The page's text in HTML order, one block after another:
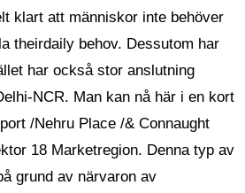
klart att människor inte behöver
theirdaily behov. Dessutom har
har också stor anslutning
NCR. Man kan nå här i en kort
/Nehru Place /& Connaught
18 Marketregion. Denna typ av
grund av närvaron av